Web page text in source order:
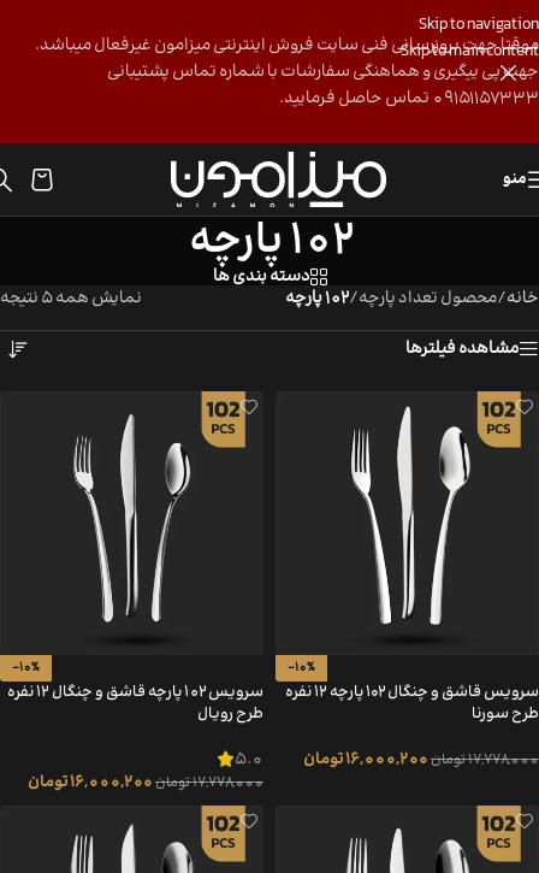
Skip to navigation
Skip to main content
موقتا جهت بروزرسانی فنی سایت فروش اینترنتی میزامون غیرفعال میباشد.
جهت پی ییگیری و هماهنگی سفارشات با شماره تماس پشتیبانی
09151157333 تماس حاصل فرمایید.
منو
102 پارچه
دسته بندی ها
خانه/محصول تعداد پارچه/102 پارچه
نمایش همه 5 نتیجه
مشاهده فیلترها
-10%
سرویس قاشق و چنگال ۱۰۲ پارچه ۱۲ نفره
طرح سورنا
17,778,000تومان16,000,200تومان
-10%
سرویس 102 پارچه قاشق و چنگال 12 نفره
طرح رویال
5.0
17,778,000تومان16,000,200تومان